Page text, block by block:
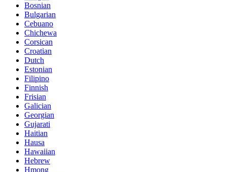
Bosnian
Bulgarian
Cebuano
Chichewa
Corsican
Croatian
Dutch
Estonian
Filipino
Finnish
Frisian
Galician
Georgian
Gujarati
Haitian
Hausa
Hawaiian
Hebrew
Hmong